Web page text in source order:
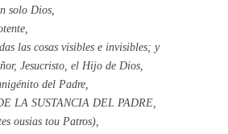
solo Dios,
las cosas visibles e invisibles; y
Jesucristo, el Hijo de Dios,
del Padre,
LA SUSTANCIA DEL PADRE,
ousias tou Patros),